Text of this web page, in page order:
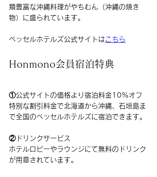
類豊富な沖縄料理がやちむん（沖縄の焼き
物）に盛られています。
ベッセルホテルズ公式サイトはこちら
Honmono会員宿泊特典
①公式サイトの価格より宿泊料金10%オフ
特別な割引料金で北海道から沖縄、石垣島ま
で全国のベッセルホテルズに宿泊できます。
②ドリンクサービス
ホテルロビーやラウンジにて無料のドリンク
が用意されています。